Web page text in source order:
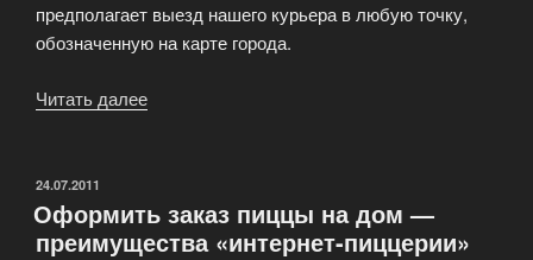
предполагает выезд нашего курьера в любую точку,
обозначенную на карте города.
Читать далее
ОПУБЛИКОВАНО
24.07.2011
Оформить заказ пиццы на дом —
преимущества «интернет-пиццерии»